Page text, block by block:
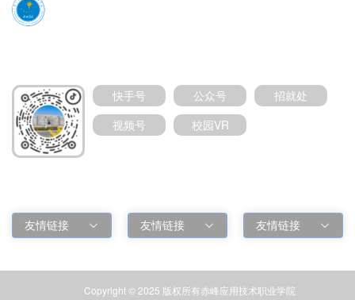
快手号 公众号
招就处
视频号
校园VR
友情链接 友情链接 友情链接
Copyright © 2025 版权所有赤峰应用技术职业学院